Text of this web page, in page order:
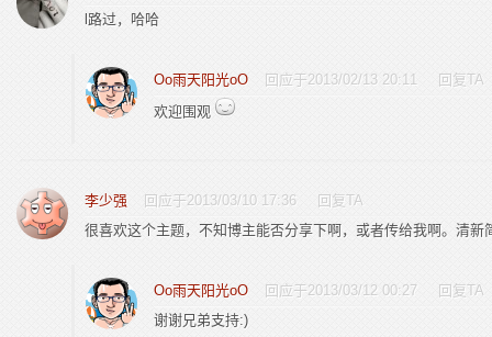
l路过，哈哈
Oo雨天阳光oO 回应于2013/02/13 20:11
回复TA
欢迎围观
李少强 回应于2013/03/10 17:36
回复TA
很喜欢这个主题，不知博主能否分享下啊，或者传给我啊。清新
Oo雨天阳光oO 回应于2013/03/12 00:27
回复TA
谢谢兄弟支持:)